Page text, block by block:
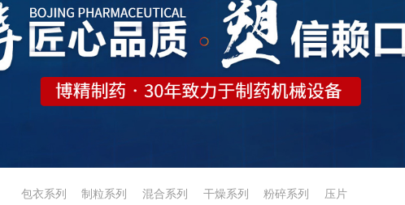
包衣系列 制粒系列 混合系列 干燥系列 粉碎系列 压片